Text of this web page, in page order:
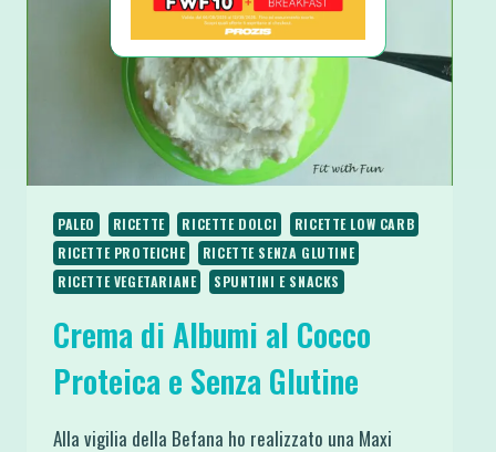
PALEO RICETTE RICETTE DOLCI
RICETTE LOW CARB
RICETTE PROTEICHE
RICETTE SENZA GLUTINE
RICETTE VEGETARIANE
SPUNTINI E SNACKS
Crema di Albumi al Cocco
Proteica e Senza Glutine
Alla vigilia della Befana ho realizzato una Maxi